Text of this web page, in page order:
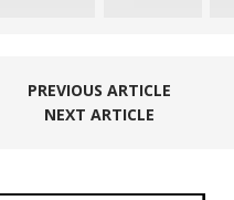
PREVIOUS ARTICLE
NEXT ARTICLE